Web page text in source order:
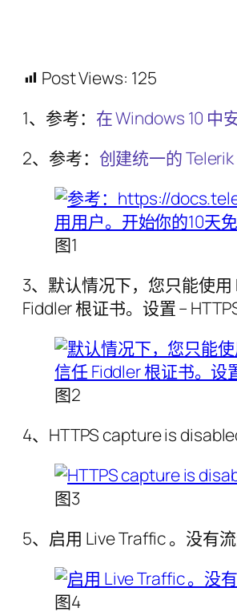
Post Views: 125
1、参考： 在 Windows 10 中
2、参考： 创建统一的
图1
3、默认情况下，您只能使
Fiddler 根证书。设置 –
图2
4、HTTPS capture is
图3
5、启用 Live Traffic 。没有
图4